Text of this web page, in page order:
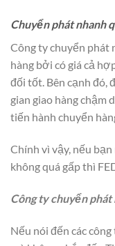
Chuyển phát nhanh
Công ty chuyển phát
hàng bởi có giá cả
đối tốt. Bên cạnh đó,
gian giao hàng chậm
tiến hành chuyển
Chính vì vậy, nếu
không quá gấp thì
Công ty chuyển
Nếu nói đến các